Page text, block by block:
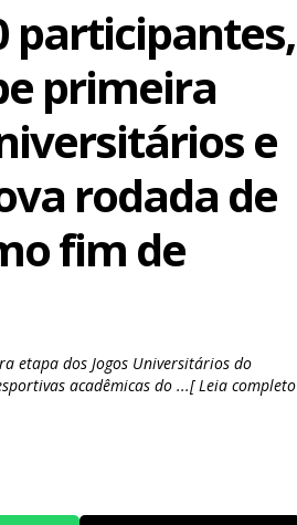
participantes,
primeira
e
rodada de
fim de
etapa dos Jogos Universitários do
acadêmicas do ...[ Leia completo